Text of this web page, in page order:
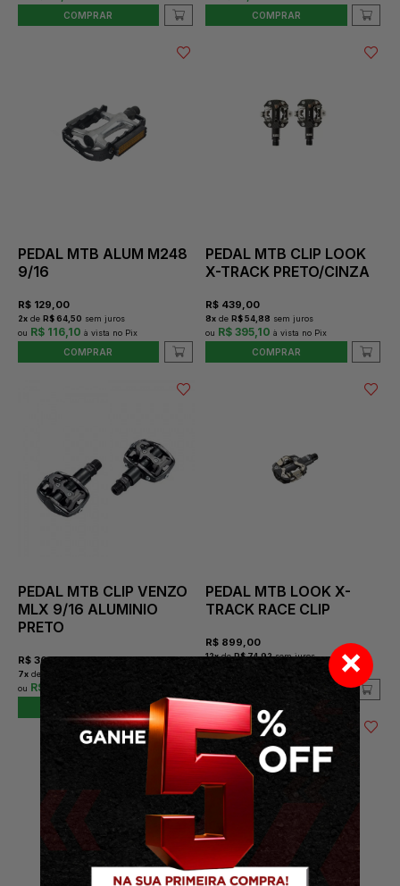
COMPRAR COMPRAR
PEDAL MTB ALUM M248
9/16
R$ 129,00
2x de R$ 64,50 sem juros
R$ 116,10
COMPRAR
PEDAL MTB CLIP LOOK
X-TRACK PRETO/CINZA
R$ 439,00
8x de R$ 54,88 sem juros
R$ 395,10
COMPRAR
PEDAL MTB CLIP VENZO
MLX 9/16 ALUMINIO
PRETO
R$ 369,00
7x de
R$ 332,10
PEDAL MTB LOOK X-
TRACK RACE CLIP
R$ 899,00
12x de R$ 74,92 sem juros ×